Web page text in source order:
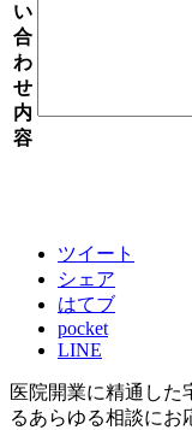
い
合
わ
せ
内
容
ツイート
シェア
はてブ
pocket
LINE
医院開業に精通した
るあらゆる相談にお